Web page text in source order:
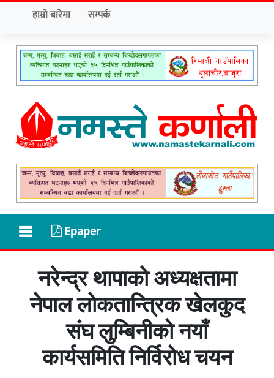
हाम्रो बारेमा सम्पर्क
Epaper
नरेन्द्र थापाको अध्यक्षतामा
नेपाल लोकतान्त्रिक खेलकुद
संघ लुम्बिनीको नयाँ
कार्यसमिति निर्विरोध चयन